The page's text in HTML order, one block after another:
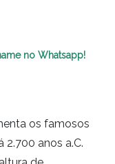
no Whatsapp!
os famosos
anos a.C.